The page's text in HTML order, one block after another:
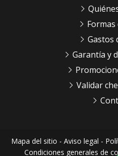
Gastos
Garantía y
Validar
Mapa del sitio - Aviso legal -
Condiciones generales de